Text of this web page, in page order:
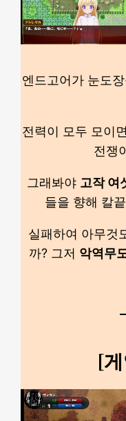
엔드고어가 눈도
전력이 모두 모이
전쟁
그래봐야 고작 여
들을 향해 칼
실패하여 아무것
까? 그저 악역무
[